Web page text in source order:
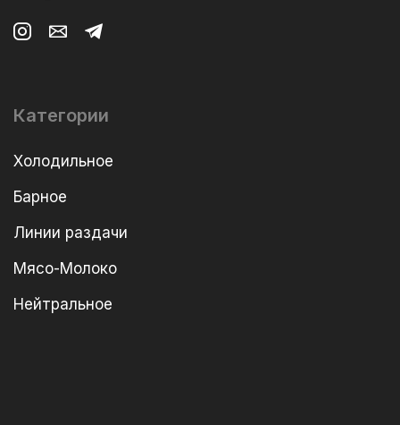
Категории
Холодильное
Барное
Линии раздачи
Мясо-Молоко
Нейтральное